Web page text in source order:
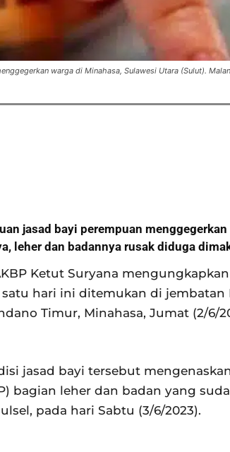
warga di Minahasa, Sulawesi Utara (Sulut).
jasad bayi perempuan menggegerkan
leher dan badannya rusak diduga
Ketut Suryana
hari ini ditemukan di jembatan
Timur, Minahasa, Jumat (2/6/
jasad bayi tersebut
bagian leher dan badan yang
pada hari Sabtu (3/6/2023).